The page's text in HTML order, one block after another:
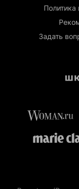
Политика
Задать